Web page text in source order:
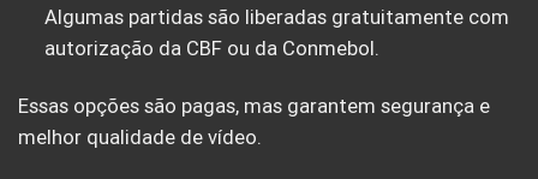
Algumas partidas são liberadas gratuitamente com
autorização da CBF ou da Conmebol.
Essas opções são pagas, mas garantem segurança e
melhor qualidade de vídeo.